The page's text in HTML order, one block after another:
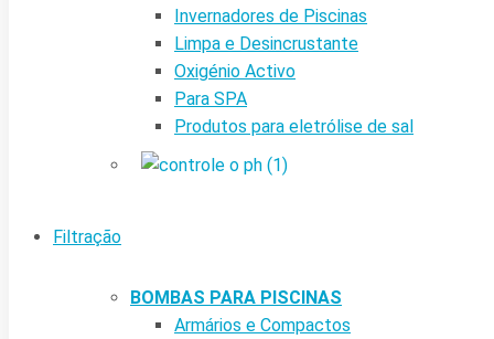
Invernadores de Piscinas
Limpa e Desincrustante
Oxigénio Activo
Para SPA
Produtos para eletrólise de sal
Filtração
BOMBAS PARA PISCINAS
Armários e Compactos